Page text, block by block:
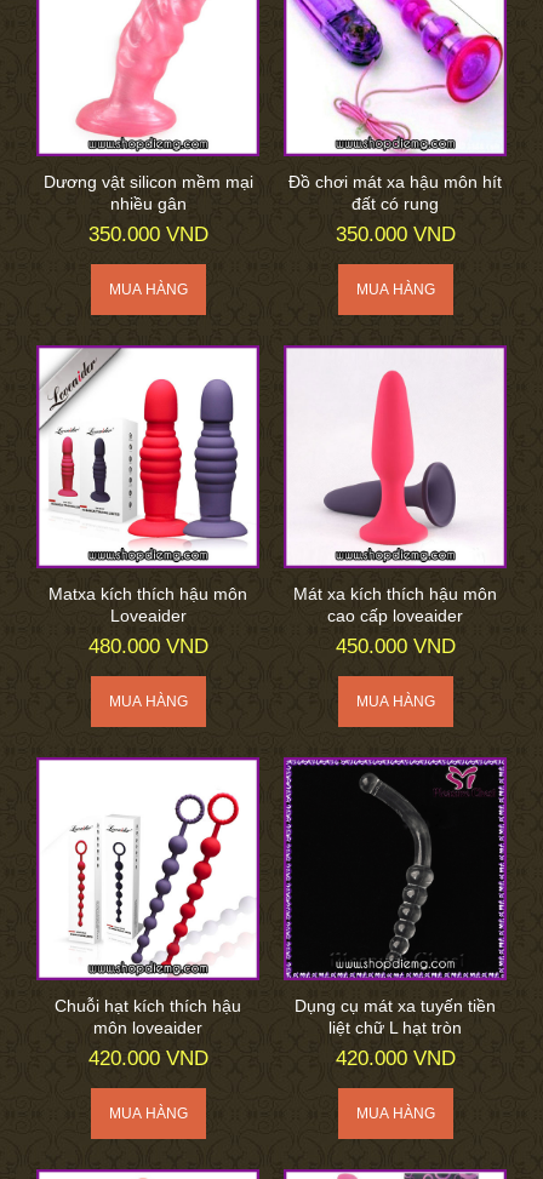
Dương vật silicon mềm mại
nhiều gân
350.000 VND
Đồ chơi mát xa hậu môn hít
đất có rung
350.000 VND
Matxa kích thích hậu môn
Loveaider
480.000 VND
Mát xa kích thích hậu môn
cao cấp loveaider
450.000 VND
Chuỗi hạt kích thích hậu
môn loveaider
420.000 VND
Dụng cụ mát xa tuyến tiền
liệt chữ L hạt tròn
420.000 VND